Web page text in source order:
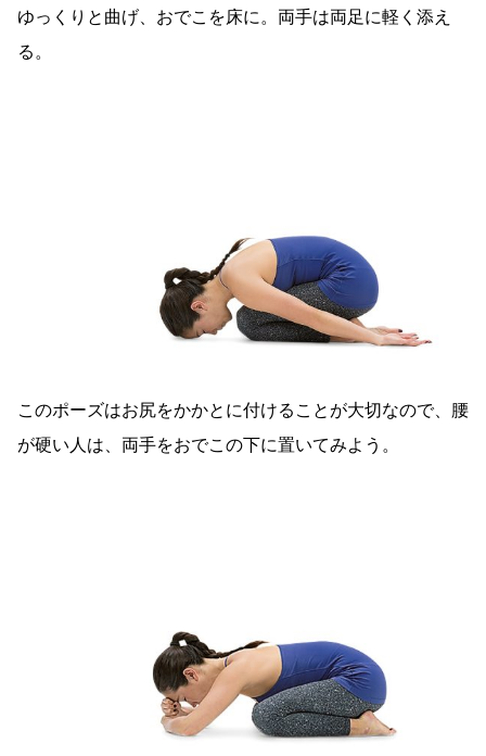
ゆっくりと曲げ、おでこを床に。両手は両足に軽く添え
る。
このポーズはお尻をかかとに付けることが大切なので、腰
が硬い人は、両手をおでこの下に置いてみよう。